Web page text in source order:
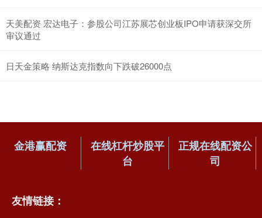
天美配资 宏达电子：参股公司江苏展芯创业板IPO申请获深交所
审议通过
日天金策略 纳斯达克指数向下跌破26000点
金港赢配资
在线杠杆炒股平
台
正规在线配资公
司
友情链接：